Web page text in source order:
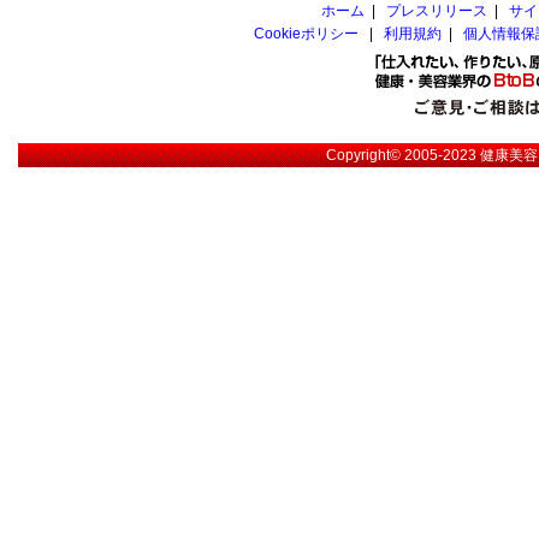
ホーム
プレスリリース
サ
Cookieポリシー
利用規約 個人情報
Copyright© 2005-2023健康美